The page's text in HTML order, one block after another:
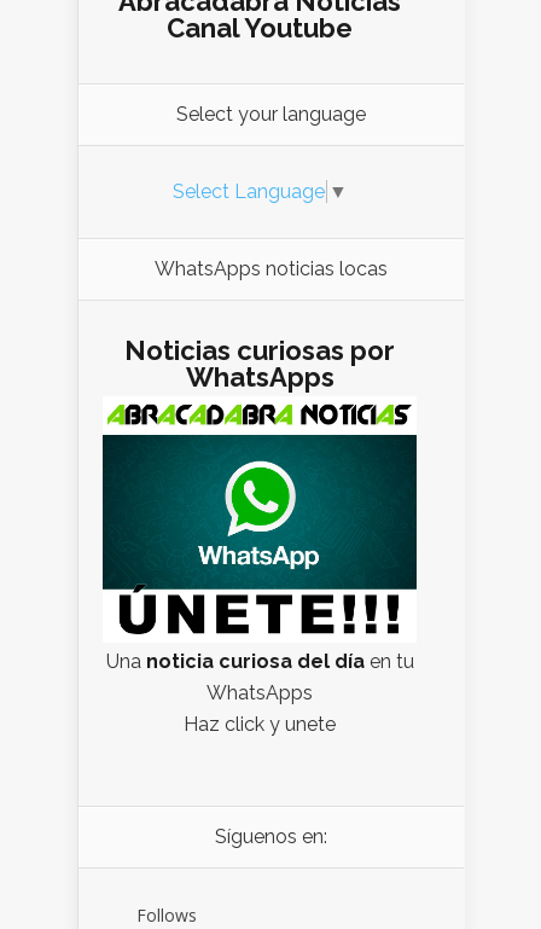
Canal Youtube
Select your language
Select Language ▼
WhatsApps noticias locas
Noticias curiosas por
WhatsApps
Una noticia curiosa del díaen tu
WhatsApps
Haz click y unete
Síguenos en:
Follows